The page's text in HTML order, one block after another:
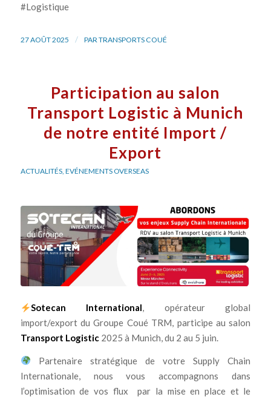
#Logistique
27 AOÛT 2025 / PARTRANSPORTS COUÉ
Participation au salon
Transport Logistic à Munich
de notre entité Import /
Export
ACTUALITÉS, EVÉNEMENTS OVERSEAS
Sotecan International, opérateur global
import/export du Groupe Coué TRM, participe au salon
Transport Logistic 2025 à Munich, du 2 au 5 juin.
Partenaire stratégique de votre Supply Chain
Internationale, nous vous accompagnons dans
l’optimisation de vos flux par la mise en place et le